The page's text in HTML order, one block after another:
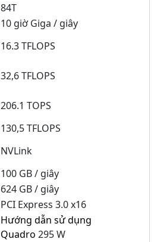
84T
10 giờ Giga / giây
16.3 TFLOPS
32,6 TFLOPS
206.1 TOPS
130,5 TFLOPS
NVLink
100 GB / giây
624 GB / giây
PCI Express 3.0 x16
Hướng dẫn sử dụng
Quadro 295 W